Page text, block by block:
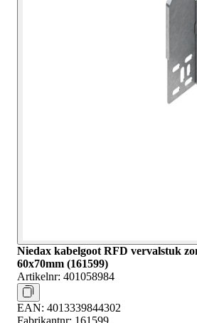
Niedax kabelgoot RFD vervalstuk
60x70mm (161599)
Artikelnr: 401058984
EAN: 4013339844302
Fabrikantnr: 161599